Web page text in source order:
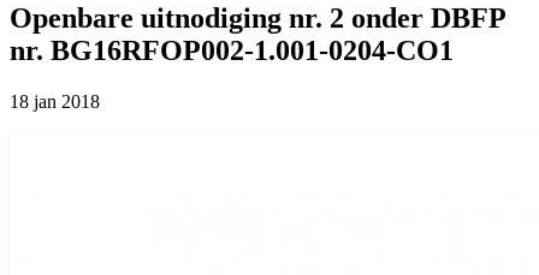
Openbare uitnodiging nr. 2 onder DBFP
nr. BG16RFOP002-1.001-0204-CO1
18 jan 2018